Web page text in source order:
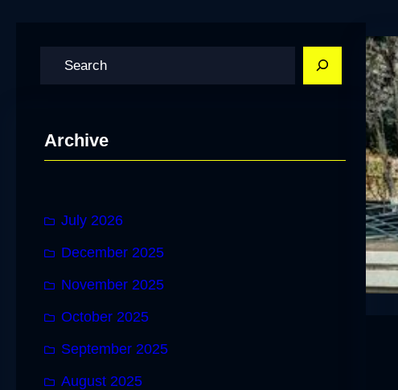
Archive
July 2026
December 2025
November 2025
October 2025
September 2025
August 2025